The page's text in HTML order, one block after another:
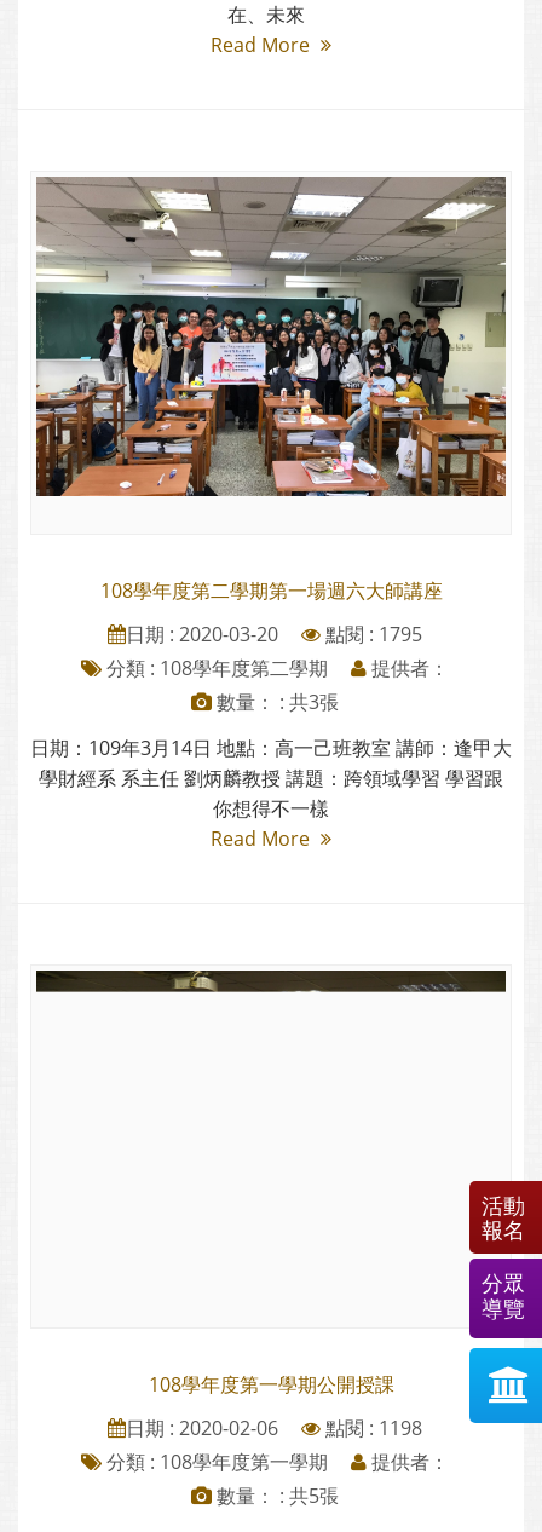
在、未來
Read More
108學年度第二學期第一場週六大師講座
日期 : 2020-03-20
點閱 : 1795
分類 : 108學年度第二學期
提供者：
數量： : 共3張
日期：109年3月14日 地點：高一己班教室 講師：逢甲大
學財經系 系主任 劉炳麟教授 講題：跨領域學習 學習跟
你想得不一樣
Read More
108學年度第一學期公開授課
日期 : 2020-02-06
點閱 : 1198
分類 : 108學年度第一學期
提供者：
數量： : 共5張
活動
報名
分眾
導覽